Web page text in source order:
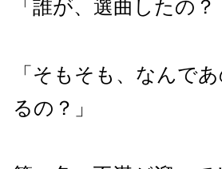
「誰が、選曲したの？
「そもそも、なんで
るの？」